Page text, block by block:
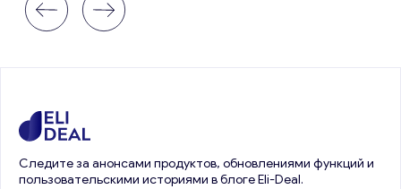
Следите за анонсами продуктов, обновлениями функций и
пользовательскими историями в блоге Eli-Deal.